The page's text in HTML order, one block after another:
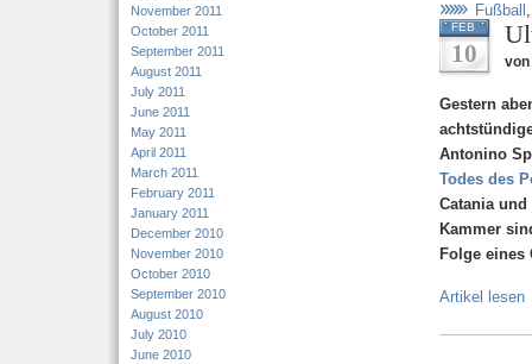
November 2011
October 2011
September 2011
August 2011
July 2011
June 2011
May 2011
April 2011
March 2011
February 2011
January 2011
December 2010
November 2010
October 2010
September 2010
August 2010
July 2010
June 2010
Fußball
FEB
10
Gestern
Antonino
Todes des
Catania
Kammer
Folge eines
Artikel lesen